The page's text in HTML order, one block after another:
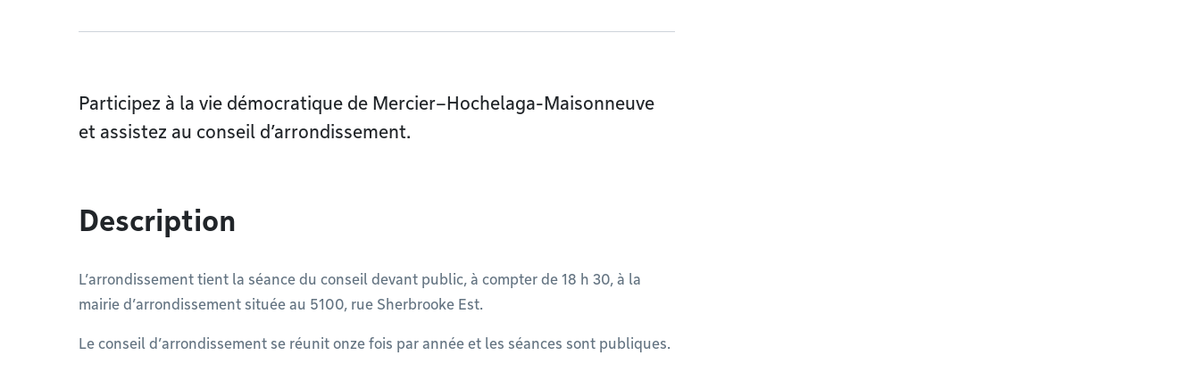
Participez à la vie démocratique de Mercier–Hochelaga-Maisonneuve
et assistez au conseil d’arrondissement.
Description
L’arrondissement tient la séance du conseil devant public, à compter de 18 h 30, à la
mairie d’arrondissement située au 5100, rue Sherbrooke Est.
Le conseil d’arrondissement se réunit onze fois par année et les séances sont publiques.